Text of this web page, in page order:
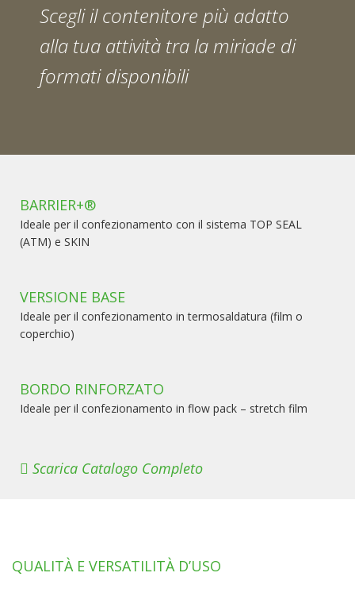
Scegli il contenitore più adatto
alla tua attività tra la miriade di
formati disponibili
BARRIER+®
Ideale per il confezionamento con il sistema TOP SEAL
(ATM) e SKIN
VERSIONE BASE
Ideale per il confezionamento in termosaldatura (film o
coperchio)
BORDO RINFORZATO
Ideale per il confezionamento in flow pack – stretch film
Scarica Catalogo Completo
QUALITÀ E VERSATILITÀ D’USO